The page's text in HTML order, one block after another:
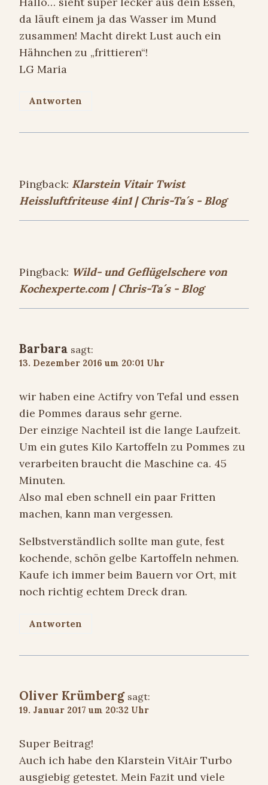
da läuft einem ja das Wasser im Mund
zusammen! Macht direkt Lust auch ein
Hähnchen zu „frittieren“!
LG Maria
Antworten
Pingback: Klarstein Vitair Twist
Heissluftfriteuse 4in1 | Chris-Ta´s - Blog
Pingback: Wild- und Geflügelschere von
Kochexperte.com | Chris-Ta´s - Blog
Barbara sagt:
13. Dezember 2016 um 20:01 Uhr
wir haben eine Actifry von Tefal und essen
die Pommes daraus sehr gerne.
Der einzige Nachteil ist die lange Laufzeit.
Um ein gutes Kilo Kartoffeln zu Pommes zu
verarbeiten braucht die Maschine ca. 45
Minuten.
Also mal eben schnell ein paar Fritten
machen, kann man vergessen.
Selbstverständlich sollte man gute, fest
kochende, schön gelbe Kartoffeln nehmen.
Kaufe ich immer beim Bauern vor Ort, mit
noch richtig echtem Dreck dran.
Antworten
Oliver Krümberg sagt:
19. Januar 2017 um 20:32 Uhr
Super Beitrag!
Auch ich habe den Klarstein VitAir Turbo
ausgiebig getestet. Mein Fazit und viele